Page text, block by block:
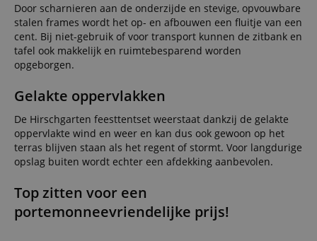
Door scharnieren aan de onderzijde en stevige, opvouwbare
stalen frames wordt het op- en afbouwen een fluitje van een
cent. Bij niet-gebruik of voor transport kunnen de zitbank en
tafel ook makkelijk en ruimtebesparend worden
opgeborgen.
Gelakte oppervlakken
De Hirschgarten feesttentset weerstaat dankzij de gelakte
oppervlakte wind en weer en kan dus ook gewoon op het
terras blijven staan als het regent of stormt. Voor langdurige
opslag buiten wordt echter een afdekking aanbevolen.
Top zitten voor een
portemonneevriendelijke prijs!